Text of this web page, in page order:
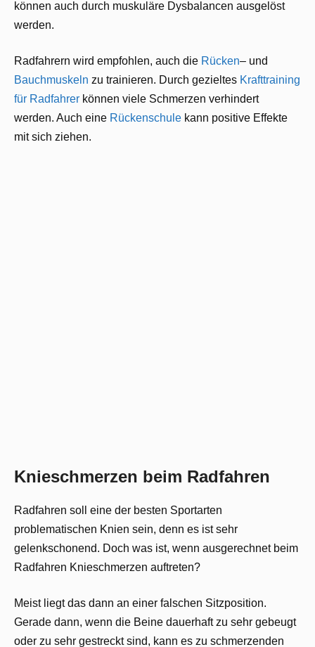
können auch durch muskuläre Dysbalancen ausgelöst
werden.
Radfahrern wird empfohlen, auch die Rücken– und
Bauchmuskeln zu trainieren. Durch gezieltes Krafttraining
für Radfahrer können viele Schmerzen verhindert
werden. Auch eine Rückenschule kann positive Effekte
mit sich ziehen.
Knieschmerzen beim Radfahren
Radfahren soll eine der besten Sportarten
problematischen Knien sein, denn es ist sehr
gelenkschonend. Doch was ist, wenn ausgerechnet beim
Radfahren Knieschmerzen auftreten?
Meist liegt das dann an einer falschen Sitzposition.
Gerade dann, wenn die Beine dauerhaft zu sehr gebeugt
oder zu sehr gestreckt sind, kann es zu schmerzenden